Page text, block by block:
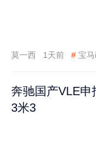
莫一西 1天前 # 宝马
奔驰国产VLE申
3米3